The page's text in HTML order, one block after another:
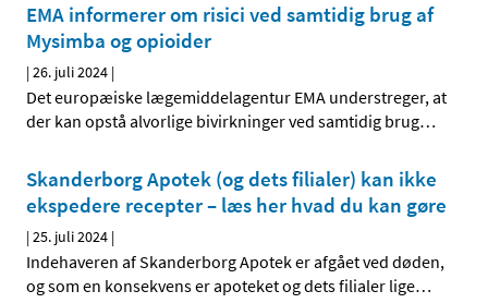
EMA informerer om risici ved samtidig brug af
Mysimba og opioider
|26. juli 2024 |
Det europæiske lægemiddelagentur EMA understreger, at
der kan opstå alvorlige bivirkninger ved samtidig brug…
Skanderborg Apotek (og dets filialer) kan ikke
ekspedere recepter – læs her hvad du kan gøre
|25. juli 2024 |
Indehaveren af Skanderborg Apotek er afgået ved døden,
og som en konsekvens er apoteket og dets filialer lige…